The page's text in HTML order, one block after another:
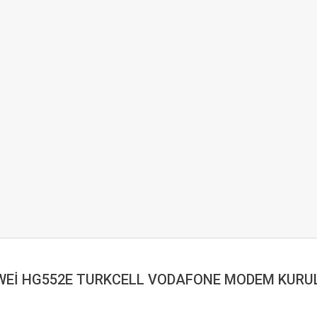
HG552E TURKCELL VODAFONE MODEM